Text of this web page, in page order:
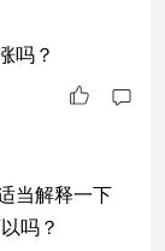
吗？
当解释一下
吗？